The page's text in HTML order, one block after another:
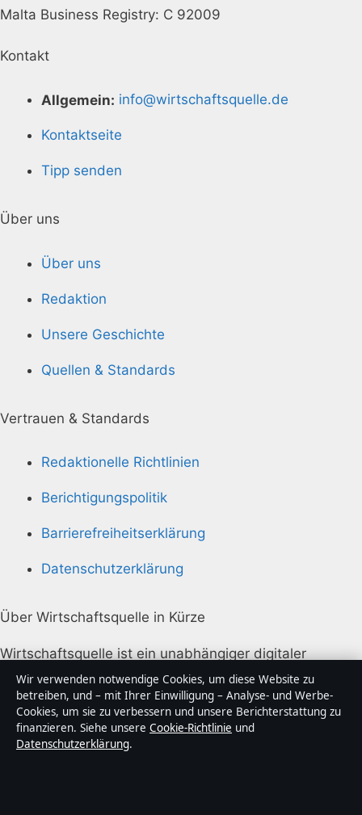
Malta Business Registry: C 92009
Kontakt
Allgemein: info@wirtschaftsquelle.de
Kontaktseite
Tipp senden
Über uns
Über uns
Redaktion
Unsere Geschichte
Quellen & Standards
Vertrauen & Standards
Redaktionelle Richtlinien
Berichtigungspolitik
Barrierefreiheitserklärung
Datenschutzerklärung
Über Wirtschaftsquelle in Kürze
Wirtschaftsquelle ist ein unabhängiger digitaler
Nachrichtenanbieter mit Fokus auf Politik, Wirtschaft,
Technik und Gesellschaft in Deutschland. Jeder Artikel
trägt eine Byline, wird von einem Redakteur geprüft
und vor der Veröffentlichung faktengecheckt.
Wir verwenden notwendige Cookies, um diese Website zu
betreiben, und – mit Ihrer Einwilligung – Analyse- und Werbe-
Cookies, um sie zu verbessern und unsere Berichterstattung zu
finanzieren. Siehe unsere Cookie-Richtlinie und
Datenschutzerklärung.